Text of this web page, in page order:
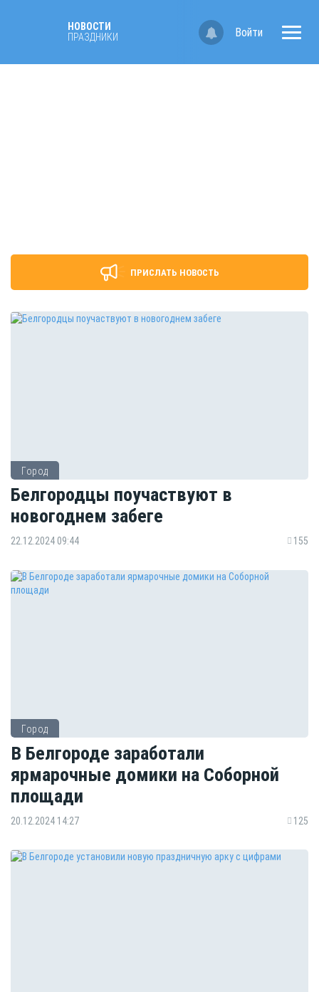
НОВОСТИ
ПРАЗДНИКИ
Войти
ПРИСЛАТЬ НОВОСТЬ
Город
Белгородцы поучаствуют в
новогоднем забеге
22.12.2024 09:44 155
Город
В Белгороде заработали
ярмарочные домики на Соборной
площади
20.12.2024 14:27 125